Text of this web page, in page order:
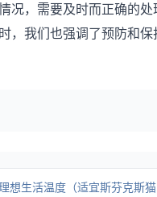
况，需要及时而正确的
，我们也强调了预防和
想生活温度（适宜斯芬克斯猫